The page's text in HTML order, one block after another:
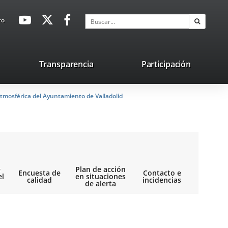
avaHeaderSocial
Enlace
externa.
Enlace
aplicación
externa.
Enlace
aplicación
externa.
Buscar
Transparencia Participación
del Ayuntamiento de Valladolid
Encuesta de
calidad
Plan de acción
en situaciones
de alerta
Contacto e
incidencias